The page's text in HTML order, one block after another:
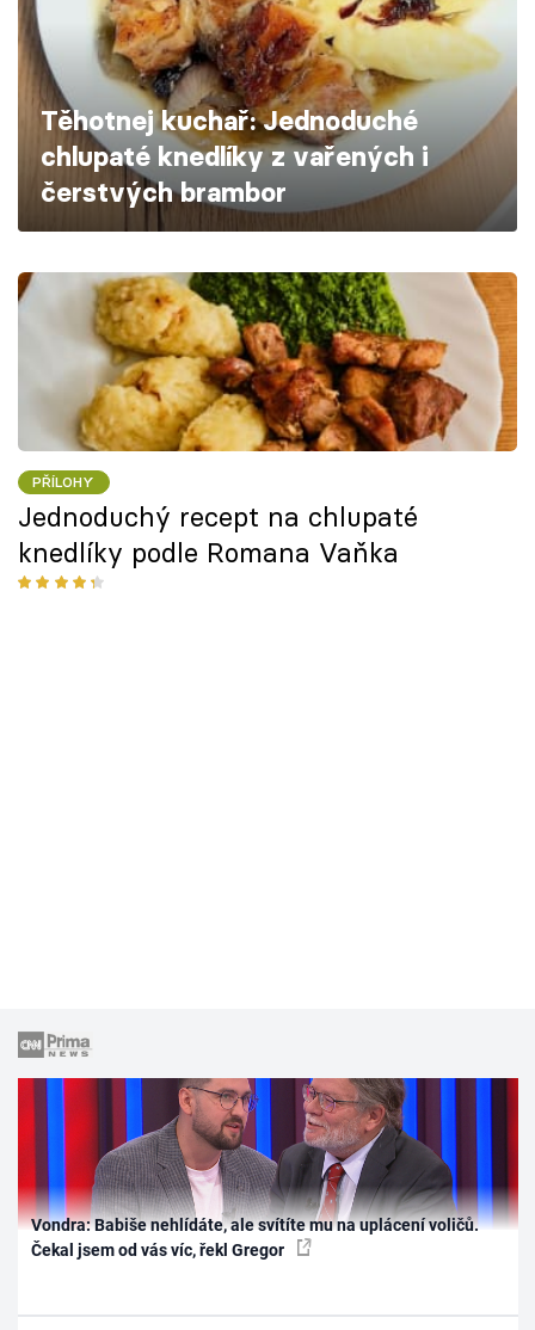
Škola vaření
Recepty z TV
Speciál: Cuketa
Těhotnej kuchař
Přihlášení
Sledujte nás
Těhotnej kuchař: Jednoduché
chlupaté knedlíky z vařených i
čerstvých brambor
PŘÍLOHY
Jednoduchý recept na chlupaté
knedlíky podle Romana Vaňka
Vondra: Babiše nehlídáte, ale svítíte mu na uplácení voličů.
Čekal jsem od vás víc, řekl Gregor